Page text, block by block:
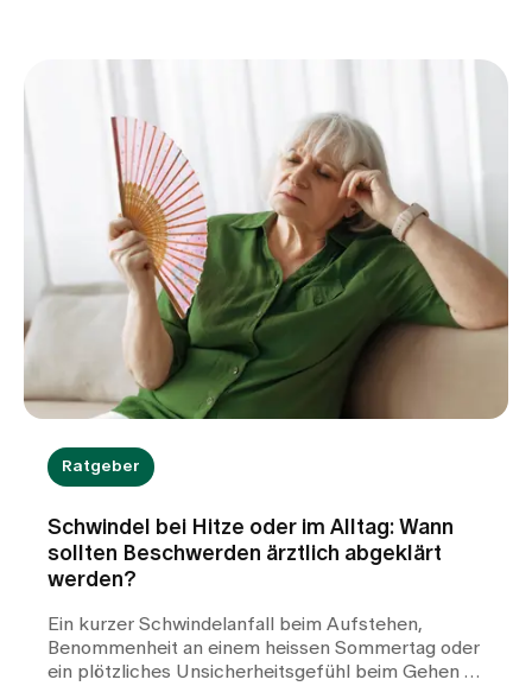
lebenswichtige Funktionen zu stabilisieren, die
Start ins Leben zu ermöglichen.
Ratgeber
Schwindel bei Hitze oder im Alltag: Wann
sollten Beschwerden ärztlich abgeklärt
werden?
Ein kurzer Schwindelanfall beim Aufstehen,
Benommenheit an einem heissen Sommertag oder
ein plötzliches Unsicherheitsgefühl beim Gehen –